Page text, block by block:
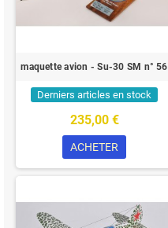
maquette avion - Su-30 SM n° 56
Derniers articles en stock
235,00 €
ACHETER